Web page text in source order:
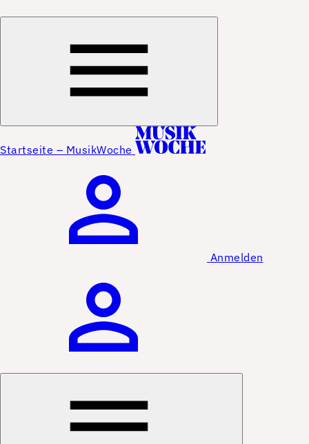
Startseite – MusikWoche
Anmelden